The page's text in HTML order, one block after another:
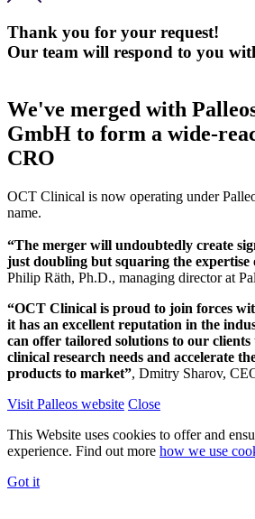
Thank you for your request!
Our team will respond to you
We've merged with
GmbH to form a wide-
CRO
OCT Clinical is now operating under
name.
“The merger will undoubtedly create
just doubling but squaring the expertise
Philip Räth, Ph.D., managing director at
“OCT Clinical is proud to join forces
it has an excellent reputation in the
can offer tailored solutions to our clients
clinical research needs and accelerate
products to market”, Dmitry Sharov,
Visit Palleos website Close
This Website uses cookies to offer and
experience. Find out more how we use
Got it